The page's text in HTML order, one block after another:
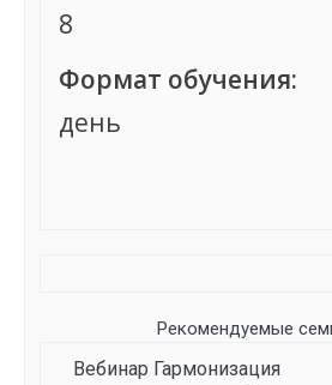
8
Формат обучения:
день
Рекомендуемые
Вебинар Гармонизация